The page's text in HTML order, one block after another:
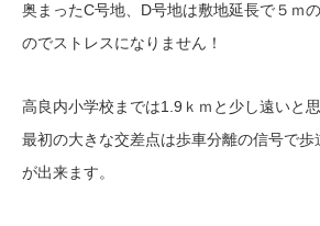
奥まったC号地、D号地は敷地延長で５ｍ
のでストレスになりません！
高良内小学校までは1.9ｋｍと少し遠いと
最初の大きな交差点は歩車分離の信号で
が出来ます。